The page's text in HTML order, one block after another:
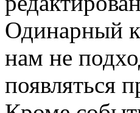
Одинарный
нам не
появляться